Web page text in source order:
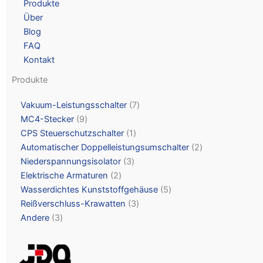
Produkte
Über
Blog
FAQ
Kontakt
Produkte
Vakuum-Leistungsschalter 7
MC4-Stecker 9
CPS Steuerschutzschalter 1
Automatischer Doppelleistungsumschalter 2
Niederspannungsisolator 3
Elektrische Armaturen
2
Wasserdichtes Kunststoffgehäuse 5
Reißverschluss-Krawatten
3
Andere 3